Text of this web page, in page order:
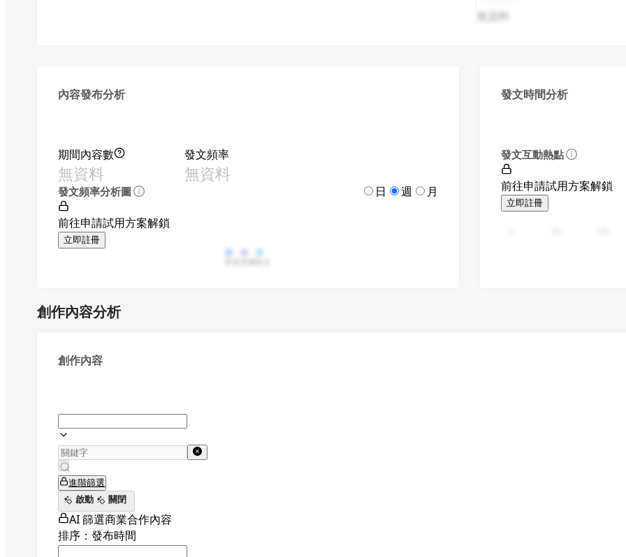
無資料
內容發布分析
期間內容數
無資料
發文頻率
無資料
發文頻率分析圖 日 週 月
前往申請試用方案解鎖
立即註冊
發文時間分析
發文互動熱點
前往申請試用方案解鎖
立即註冊
創作內容分析
創作內容
進階篩選
啟動
關閉
AI 篩選商業合作內容
排序：發布時間